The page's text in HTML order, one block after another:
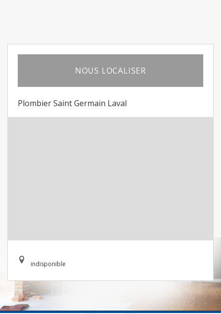
NOUS LOCALISER
Plombier Saint Germain Laval
indisponible